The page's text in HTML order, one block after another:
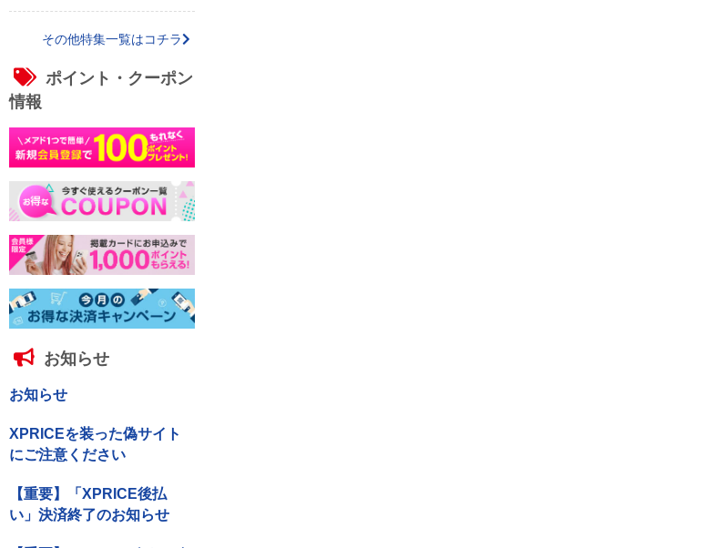
その他特集一覧はコチラ
ポイント・クーポン
情報
お知らせ
お知らせ
XPRICEを装った偽サイト
にご注意ください
【重要】「XPRICE後払
い」決済終了のお知らせ